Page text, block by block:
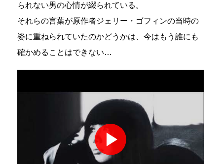
られない男の心情が綴られている。
それらの言葉が原作者ジェリー・ゴフィンの当時の
姿に重ねられていたのかどうかは、今はもう誰にも
確かめることはできない…